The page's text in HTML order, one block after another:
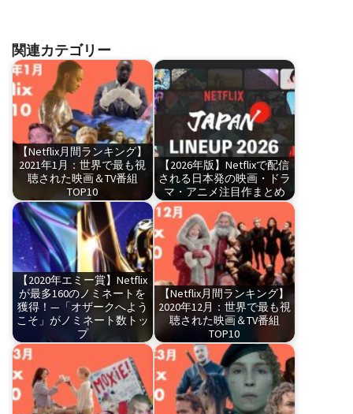
関連カテゴリー
【Netflix月間ランキング】
2021年1月：世界で最も視
聴された映画＆TV番組
TOP10
【2026年版】Netflixで配信
される日本発の映画・ドラ
マ・アニメ注目作まとめ
【2020年エミー賞】Netflix
が最多160のノミネートを
獲得！—「オザークへよう
こそ」がノミネート数トッ
プ
【Netflix月間ランキング】
2020年12月：世界で最も視
聴された映画＆TV番組
TOP10